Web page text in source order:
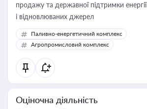
продажу та державної підтримки
і відновлюваних джерел
Паливно-енергетичний комплекс
Агропромисловий комплекс
Оціночна діяльність